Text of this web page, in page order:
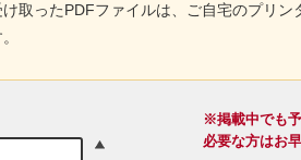
け取ったPDFファイルは、ご自宅のプリ
※掲載中でも
必要な方はお